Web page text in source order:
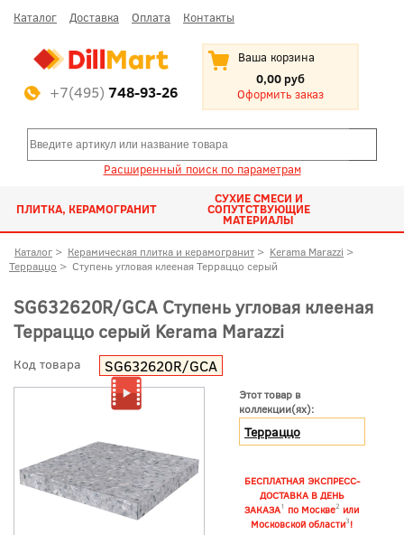
Каталог Доставка Оплата Контакты
+7(495) 748-93-26
Ваша корзина
0,00 руб
Оформить заказ
Расширенный поиск по параметрам
ПЛИТКА, КЕРАМОГРАНИТ
СУХИЕ СМЕСИ И
СОПУТСТВУЮЩИЕ
МАТЕРИАЛЫ
Каталог > Керамическая плитка и керамогранит > Kerama Marazzi >
Терраццо > Ступень угловая клееная Терраццо серый
SG632620R/GCA Ступень угловая клееная
Терраццо серый Kerama Marazzi
Код товара SG632620R/GCA
Этот товар в
коллекции(ях):
Терраццо
БЕСПЛАТНАЯ ЭКСПРЕСС-
ДОСТАВКА В ДЕНЬ
ЗАКАЗА1 по Москве2 или
Московской области3!